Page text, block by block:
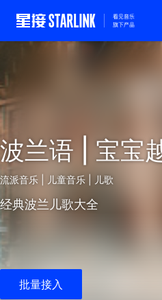
波兰语 | 宝宝
流派音乐 | 儿童音乐 | 儿歌
经典波兰儿歌大全
批量接入